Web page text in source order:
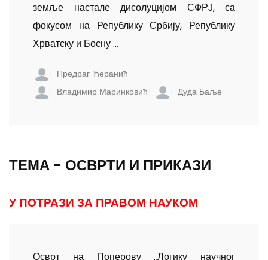
земље настале дисолуцијом СФРЈ, са
фокусом на Републику Србију, Републику
Хрватску и Босну ...
Предраг Ћеранић
Владимир Маринковић
Дуда Баље
ТЕМА - ОСВРТИ И ПРИКАЗИ
У ПОТРАЗИ ЗА ПРАВОМ НАУКОМ
Осврт на Поперову „Логику научног